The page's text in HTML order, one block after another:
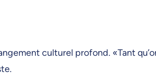
culturel profond. «Tant